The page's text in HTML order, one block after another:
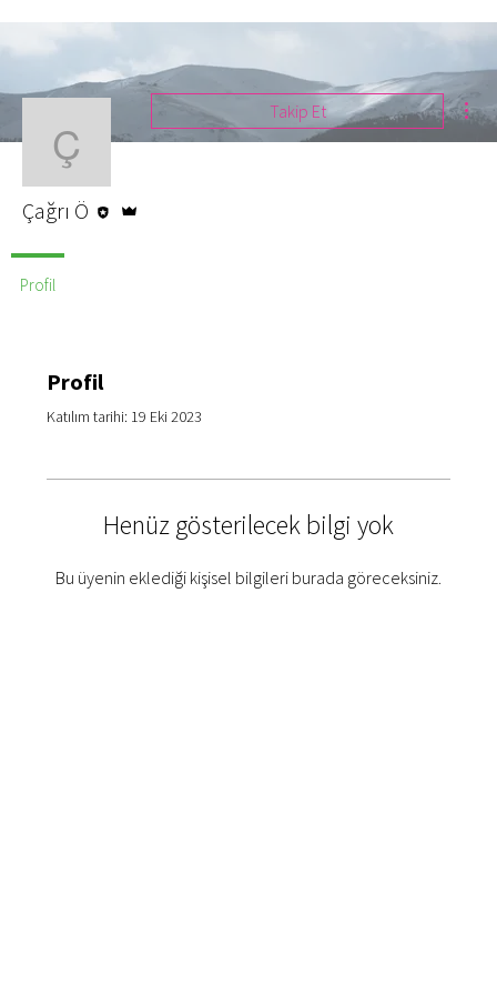
Profil
Katılım tarihi: 19 Eki 2023
Henüz gösterilecek bilgi yok
Bu üyenin eklediği kişisel bilgileri burada göreceksiniz.
Çağrı Ö
Takip Et
Çağrı Ö
Profil